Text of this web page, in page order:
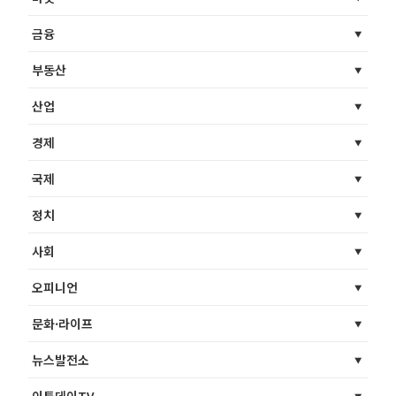
금융
부동산
산업
경제
국제
정치
사회
오피니언
문화·라이프
뉴스발전소